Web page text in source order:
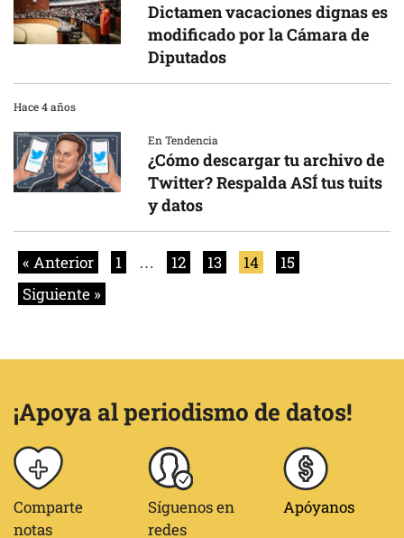
Dictamen vacaciones dignas es
modificado por la Cámara de
Diputados
Hace 4 años
En Tendencia
¿Cómo descargar tu archivo de
Twitter? Respalda ASÍ tus tuits
y datos
« Anterior 1 … 12 13 14
15
Siguiente »
¡Apoya al periodismo de datos!
Comparte
notas
Síguenos en
redes
Apóyanos